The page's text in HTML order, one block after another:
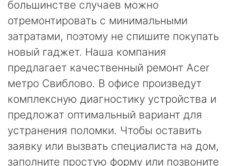
большинстве случаев можно
отремонтировать с минимальными
затратами, поэтому не спишите покупать
новый гаджет. Наша компания
предлагает качественный ремонт Acer
метро Свиблово. В офисе произведут
комплексную диагностику устройства и
предложат оптимальный вариант для
устранения поломки. Чтобы оставить
заявку или вызвать специалиста на дом,
заполните простую форму или позвоните